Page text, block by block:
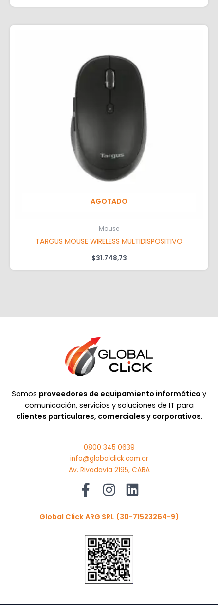
AGOTADO
Mouse
TARGUS MOUSE WIRELESS MULTIDISPOSITIVO
$31.748,73
Somos proveedores de equipamiento informático y
comunicación, servicios y soluciones de IT para
clientes particulares, comerciales y corporativos.
0800 345 0639
info@globalclick.com.ar
Av. Rivadavia 2195, CABA
Global Click ARG SRL (30-71523264-9)